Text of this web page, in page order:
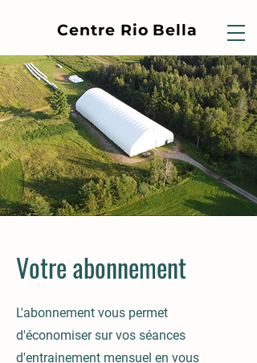
Centre Rio Bella
Votre abonnement
L'abonnement vous permet
d'économiser sur vos séances
d'entrainement mensuel en vous